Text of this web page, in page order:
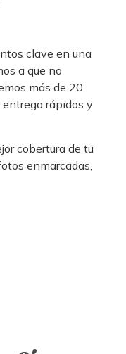
clave en una
a que no
más de 20
rápidos y
cobertura de tu
enmarcadas,